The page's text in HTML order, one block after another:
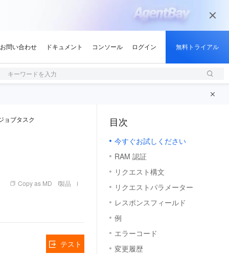
キーワードを入力
ョブタスク
Copy as MD 製品
テスト
目次
今すぐお試しください
RAM 認証
リクエスト構文
リクエストパラメーター
レスポンスフィールド
例
エラーコード
変更履歴